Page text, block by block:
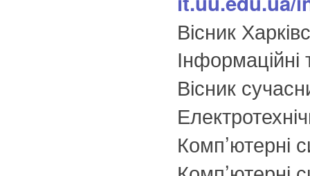
Вісник
Вісник
Комп’ютерні